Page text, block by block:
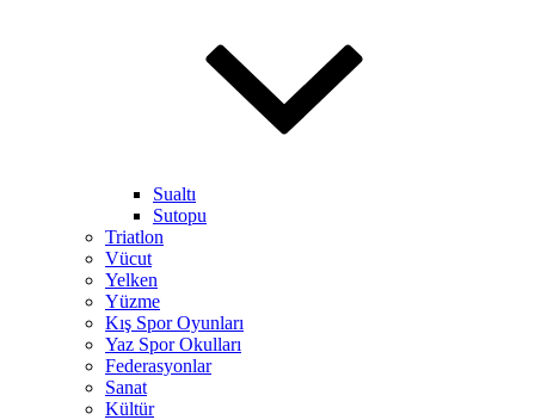
Sualtı
Sutopu
Triatlon
Vücut
Yelken
Yüzme
Kış Spor Oyunları
Yaz Spor Okulları
Federasyonlar
Sanat
Kültür